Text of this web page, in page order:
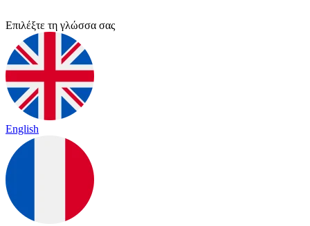
Επιλέξτε τη γλώσσα σας
English